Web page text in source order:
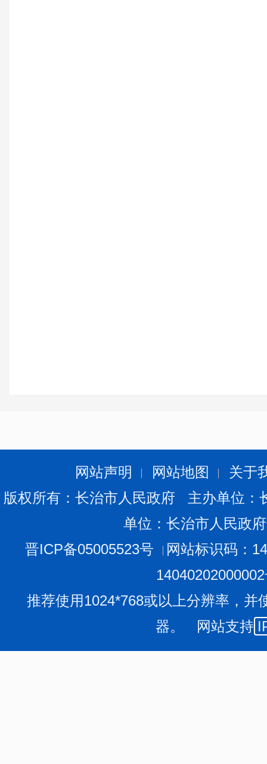
网站声明 网站地图
关于
版权所有：长治市人民政府 主办单位
单位：长治市人民政
晋ICP备05005523号
网站标识码：
推荐使用1024*768或以上分辨率，并
器。 网站支持